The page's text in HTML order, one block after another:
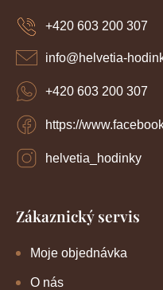
info@helvetia-
+420 603 200 307
https://
helvetia_hodinky
+420 603 200 307
Zákaznický servis
Moje objednávka
O nás